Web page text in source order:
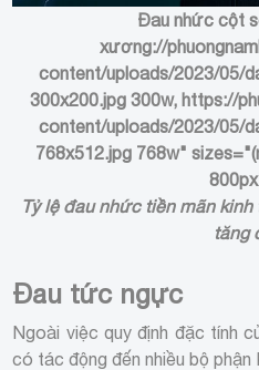
Đau nhức cột
xương://
content/uploads/2023/05/
300x200.jpg 300w, https://
content/uploads/2023/05/
768x512.jpg 768w"
Tỷ lệ đau nhức tiền mãn
tăng
Đau tức ngực
Ngoài việc quy định đặc tính
có tác động đến nhiều bộ